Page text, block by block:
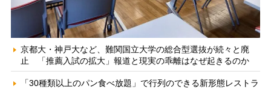
京都大・神戸大など、難関国立大学の総合型選抜が続々と廃
止 「推薦入試の拡大」報道と現実の乖離はなぜ起きるのか
「30種類以上のパン食べ放題」で行列のできる新形態レストラ